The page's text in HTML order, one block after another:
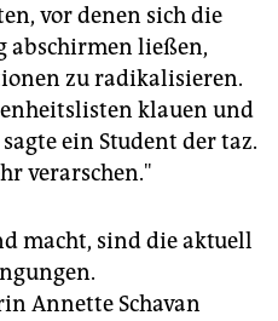
vor denen sich die
ließen,
zu radikalisieren.
klauen und
ein Student der taz.
verarschen."
macht, sind die aktuell
Annette Schavan